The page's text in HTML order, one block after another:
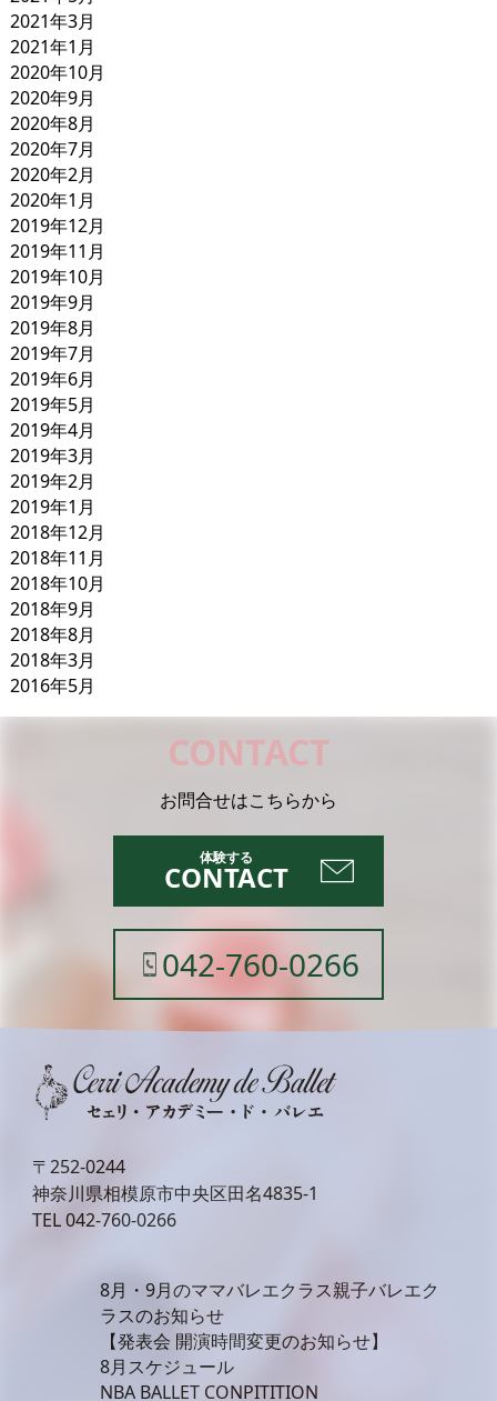
2021年3月
2021年1月
2020年10月
2020年9月
2020年8月
2020年7月
2020年2月
2020年1月
2019年12月
2019年11月
2019年10月
2019年9月
2019年8月
2019年7月
2019年6月
2019年5月
2019年4月
2019年3月
2019年2月
2019年1月
2018年12月
2018年11月
2018年10月
2018年9月
2018年8月
2018年3月
2016年5月
CONTACT
お問合せはこちらから
CONTACT
042-760-0266
〒252-0244
神奈川県相模原市中央区田名4835-1
TEL042-760-0266
8月・9月のママバレエクラス親子バレエク
ラスのお知らせ
【発表会 開演時間変更のお知らせ】
8月スケジュール
NBA BALLET CONPITITION